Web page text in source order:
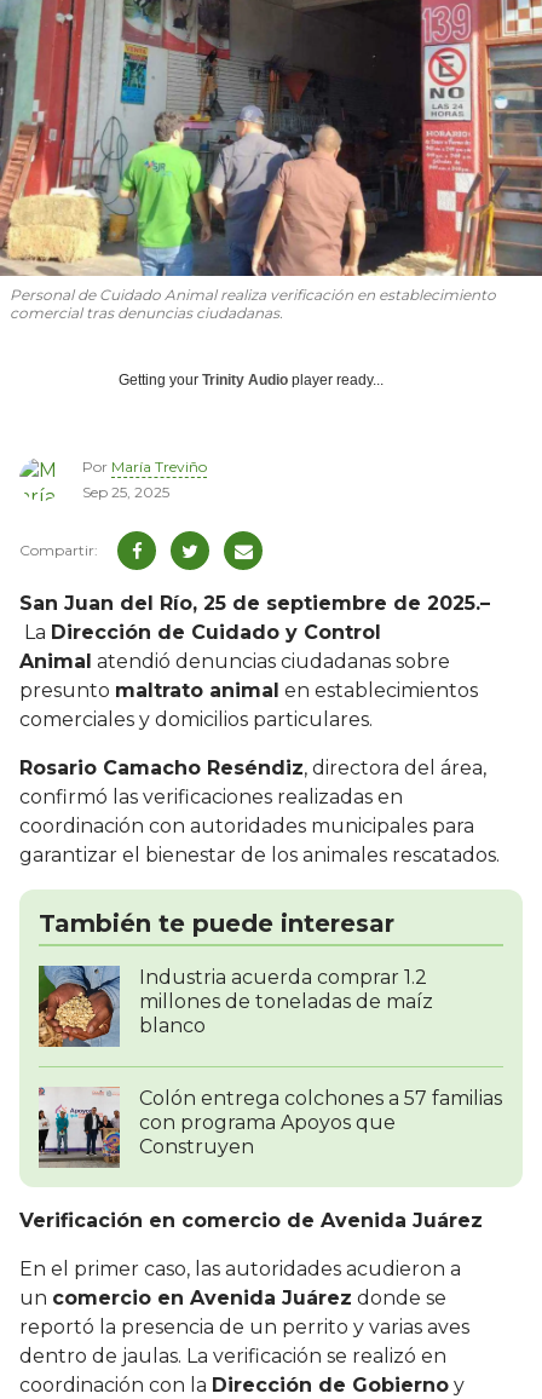
Personal de Cuidado Animal realiza verificación en establecimiento
comercial tras denuncias ciudadanas.
Getting your Trinity Audio player ready...
Por María Treviño
Sep 25, 2025
San Juan del Río, 25 de septiembre de 2025.–
La Dirección de Cuidado y Control
Animal atendió denuncias ciudadanas sobre
presunto maltrato animal en establecimientos
comerciales y domicilios particulares.
Rosario Camacho Reséndiz, directora del área,
confirmó las verificaciones realizadas en
coordinación con autoridades municipales para
garantizar el bienestar de los animales rescatados.
También te puede interesar
Industria acuerda comprar 1.2
millones de toneladas de maíz
blanco
Colón entrega colchones a 57 familias
con programa Apoyos que
Construyen
Verificación en comercio de Avenida Juárez
En el primer caso, las autoridades acudieron a
un comercio en Avenida Juárez donde se
reportó la presencia de un perrito y varias aves
dentro de jaulas. La verificación se realizó en
coordinación con la Dirección de Gobierno y